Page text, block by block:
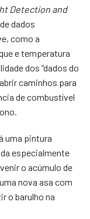
Detection and
dados
como a
e temperatura
dos “dados do
caminhos para
de combustível
uma pintura
especialmente
o acúmulo de
nova asa com
o barulho na